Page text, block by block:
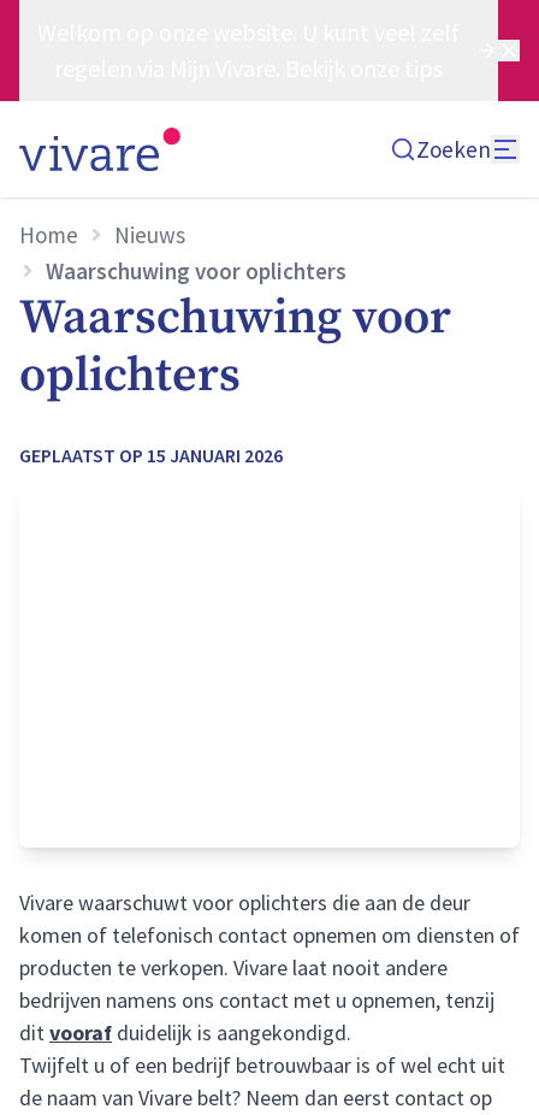
Zoeken
Home
Nieuws
Waarschuwing voor oplichters
Waarschuwing voor
oplichters
GEPLAATST OP 15 JANUARI 2026
Vivare waarschuwt voor oplichters die aan de deur
komen of telefonisch contact opnemen om diensten of
producten te verkopen. Vivare laat nooit andere
bedrijven namens ons contact met u opnemen, tenzij
ditvooraf duidelijk is aangekondigd.
Twijfelt u of een bedrijf betrouwbaar is of wel echt uit
de naam van Vivare belt? Neem dan eerst contact op